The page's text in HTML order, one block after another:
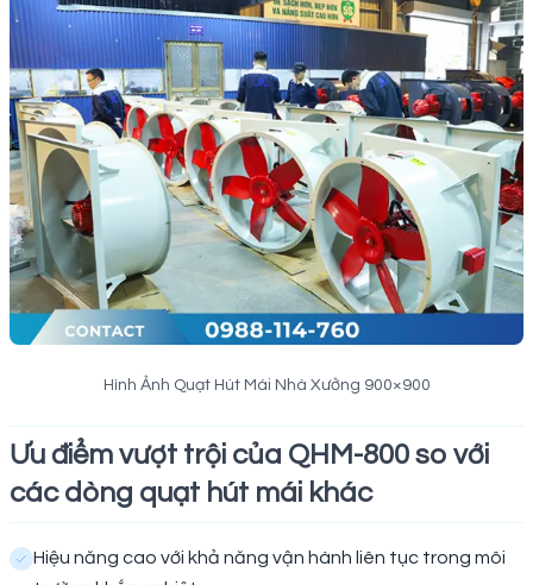
Hình Ảnh Quạt Hút Mái Nhà Xưởng 900×900
Ưu điểm vượt trội của QHM-800 so với
các dòng quạt hút mái khác
Hiệu năng cao với khả năng vận hành liên tục trong môi